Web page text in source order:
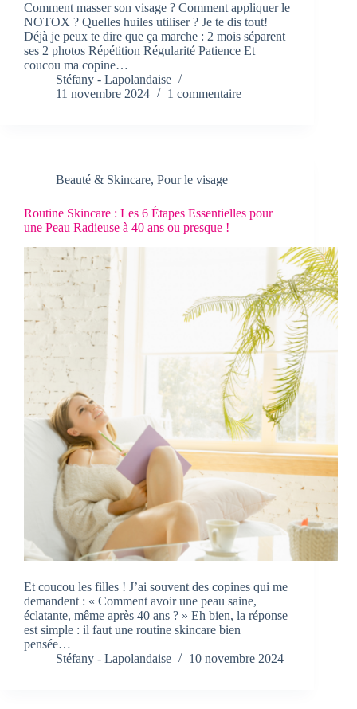
Comment masser son visage ? Comment appliquer le
NOTOX ? Quelles huiles utiliser ? Je te dis tout!
Déjà je peux te dire que ça marche : 2 mois séparent
ses 2 photos Répétition Régularité Patience Et
coucou ma copine…
Stéfany - Lapolandaise
11 novembre 2024
1 commentaire
Beauté & Skincare, Pour le visage
Routine Skincare : Les 6 Étapes Essentielles pour
une Peau Radieuse à 40 ans ou presque !
Et coucou les filles ! J’ai souvent des copines qui me
demandent : « Comment avoir une peau saine,
éclatante, même après 40 ans ? » Eh bien, la réponse
est simple : il faut une routine skincare bien
pensée…
Stéfany - Lapolandaise
10 novembre 2024